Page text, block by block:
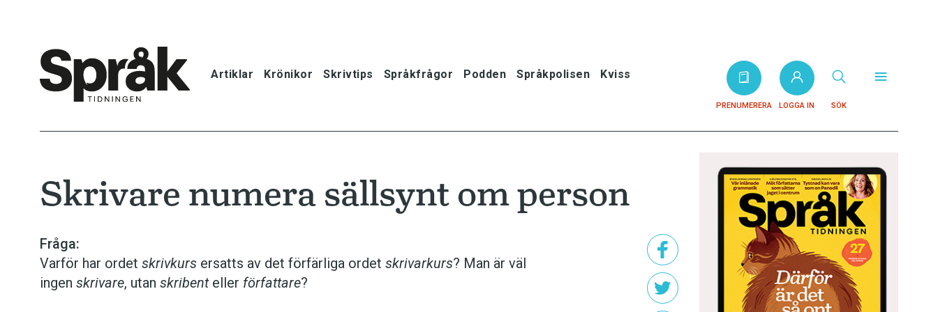
Artiklar Krönikor Skrivtips Språkfrågor Podden Språkpolisen Kviss
PRENUMERERA LOGGA IN SÖK
Krönikor
Skrivtips
Skrivare numera sällsynt om person
Fråga:
Varför har ordet skrivkurs ersatts av det förfärliga ordet skrivarkurs? Man är väl
ingen skrivare, utan skribenteller författare?